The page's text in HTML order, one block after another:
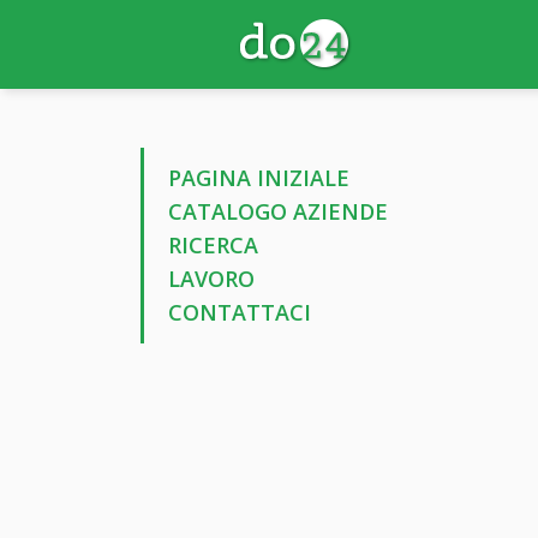
PAGINA INIZIALE
CATALOGO AZIENDE
RICERCA
LAVORO
CONTATTACI